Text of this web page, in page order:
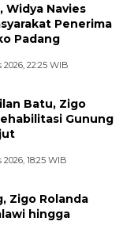
Widya Navies
Penerima
Padang
22:25 WIB
Batu, Zigo
Gunung
18:25 WIB
Zigo Rolanda
hingga